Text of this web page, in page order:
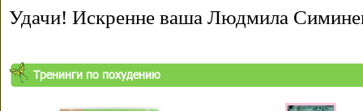
Удачи! Искренне ваша Людмила
Тренинги по похудению